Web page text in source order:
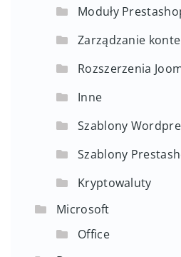
Moduły
Zarządzanie
Rozszerzenia
Inne
Szablony
Szablony
Kryptowaluty
Microsoft
Office